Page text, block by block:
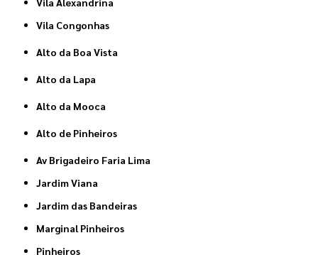
Vila Congonhas
Alto da Boa Vista
Alto da Lapa
Alto da Mooca
Alto de Pinheiros
Av Brigadeiro Faria Lima
Jardim Viana
Jardim das Bandeiras
Marginal Pinheiros
Pinheiros